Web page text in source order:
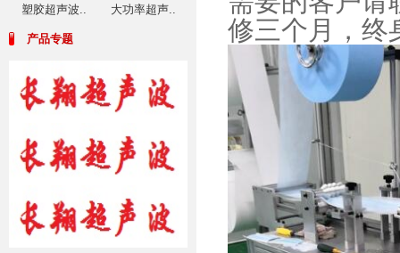
塑胶超声波.. 大功率超声..
产品专题
修三个月，终